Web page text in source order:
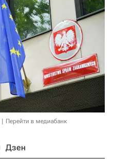
Перейти в медиабанк
Дзен